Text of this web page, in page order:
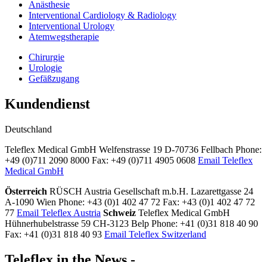
Anästhesie
Interventional Cardiology & Radiology
Interventional Urology
Atemwegstherapie
Chirurgie
Urologie
Gefäßzugang
Kundendienst
Deutschland
Teleflex Medical GmbH Welfenstrasse 19 D-70736 Fellbach Phone:
+49 (0)711 2090 8000 Fax: +49 (0)711 4905 0608 Email Teleflex
Medical GmbH
Österreich RÜSCH Austria Gesellschaft m.b.H. Lazarettgasse 24
A-1090 Wien Phone: +43 (0)1 402 47 72 Fax: +43 (0)1 402 47 72
77 Email Teleflex Austria Schweiz Teleflex Medical GmbH
Hühnerhubelstrasse 59 CH-3123 Belp Phone: +41 (0)31 818 40 90
Fax: +41 (0)31 818 40 93 Email Teleflex Switzerland